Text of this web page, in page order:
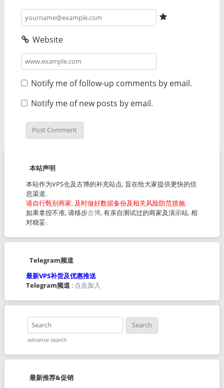
Website
Notify me of follow-up comments by email.
Notify me of new posts by email.
本站声明
本站作为VPS仓及古博的补充站点, 旨在给大家提供更快的信
息渠道.
请自行甄别商家, 及时做好数据备份及相关风险防范措施.
如果拿捏不准, 请移步古博, 有亲自测试过的商家及演示站, 相
对稳妥.
Telegram频道
最新VPS补货及优惠推送
Telegram频道: 点击加入
advance search
最新推荐&促销